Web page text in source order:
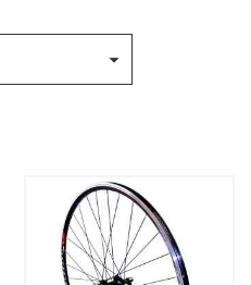
